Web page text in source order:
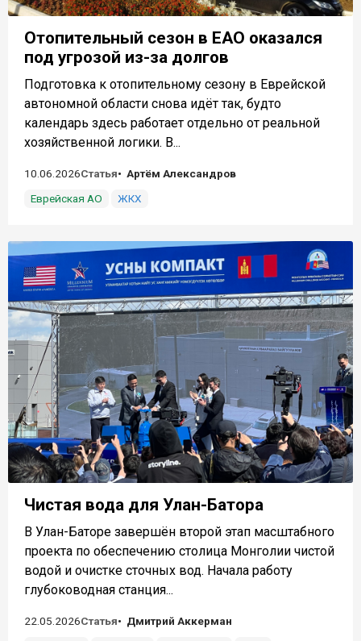
Отопительный сезон в ЕАО оказался
под угрозой из-за долгов
Подготовка к отопительному сезону в Еврейской
автономной области снова идёт так, будто
календарь здесь работает отдельно от реальной
хозяйственной логики. В...
10.06.2026Статья
Артём Александров
Еврейская АО
ЖКХ
Чистая вода для Улан-Батора
В Улан-Баторе завершён второй этап масштабного
проекта по обеспечению столица Монголии чистой
водой и очистке сточных вод. Начала работу
глубоководная станция...
22.05.2026Статья
Дмитрий Аккерман